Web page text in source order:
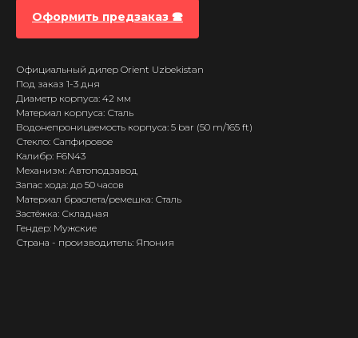
Оформить предзаказ 🕿
Официальный дилер Orient Uzbekistan
Под заказ 1-3 дня
Диаметр корпуса: 42 мм
Материал корпуса: Сталь
Водонепроницаемость корпуса: 5 bar (50 m/165 ft)
Стекло: Сапфировое
Калибр: F6N43
Механизм: Автоподзавод
Запас хода: до 50 часов
Материал браслета/ремешка: Сталь
Застёжка: Складная
Гендер: Мужские
Страна - производитель: Япония